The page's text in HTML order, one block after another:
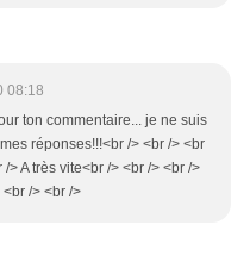
08:18
ton commentaire... je ne suis
réponses!!!<br /> <br /> <br
> A très vite<br /> <br /> <br />
/> <br />